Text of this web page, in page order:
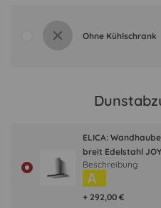
Ohne Kühlschrank
ELICA:
breit Edelstahl
+ 292,00 €
A
Beschreibung